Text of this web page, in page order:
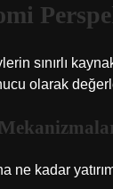
sınırlı
olarak
ne kadar